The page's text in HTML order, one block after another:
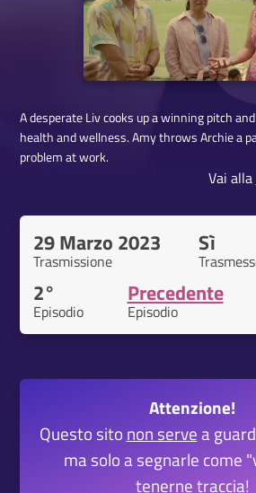
A desperate Liv cooks up a winning pitch
health and wellness. Amy throws Archie a
problem at work.
Vai alla
29 Marzo 2023
Trasmissione
Sì
2°
Episodio
Precedente
Episodio
Attenzione!
Questo sito non servea
ma solo a segnarle come
tenerne traccia!